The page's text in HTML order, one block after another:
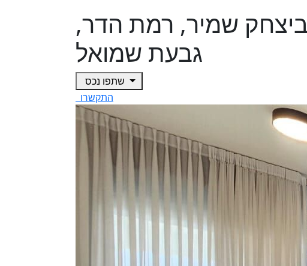
ביצחק שמיר, רמת הדר,
גבעת שמואל
התקשרו